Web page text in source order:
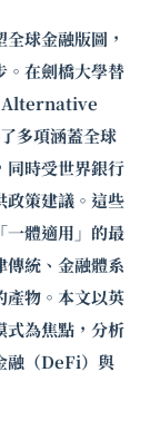
球金融版圖，
。在劍橋大學替
Alternative
多項涵蓋全球
同時受世界銀行
政策建議。這些
一體適用」的最
統、金融體系
產物。本文以英
式為焦點，分析
融（DeFi）與